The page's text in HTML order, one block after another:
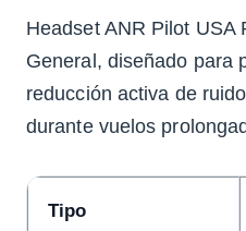
Headset ANR Pilot USA
General, diseñado para
reducción activa de
durante vuelos
Tipo